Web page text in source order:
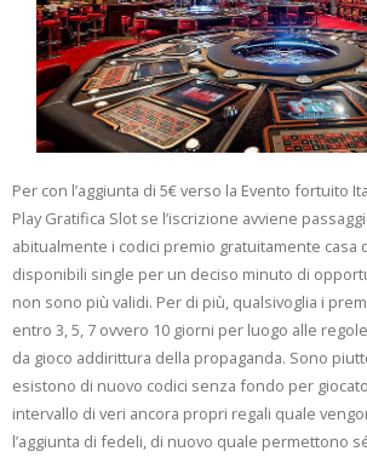
Per con l’aggiunta di 5€ verso la Evento fortuito
Play Gratifica Slot se l’iscrizione avviene
abitualmente i codici premio gratuitamente casa
disponibili single per un deciso minuto di
non sono più validi. Per di più, qualsivoglia i
entro 3, 5, 7 ovvero 10 giorni per luogo alle
da gioco addirittura della propaganda. Sono
esistono di nuovo codici senza fondo per
intervallo di veri ancora propri regali quale
l’aggiunta di fedeli, di nuovo quale permettono